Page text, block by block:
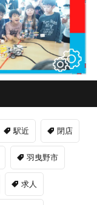
駅近 閉店
羽曳野市
求人